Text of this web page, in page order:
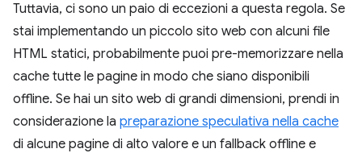
Tuttavia, ci sono un paio di eccezioni a questa regola. Se
stai implementando un piccolo sito web con alcuni file
HTML statici, probabilmente puoi pre-memorizzare nella
cache tutte le pagine in modo che siano disponibili
offline. Se hai un sito web di grandi dimensioni, prendi in
considerazione la preparazione speculativa nella cache
di alcune pagine di alto valore e un fallback offline e